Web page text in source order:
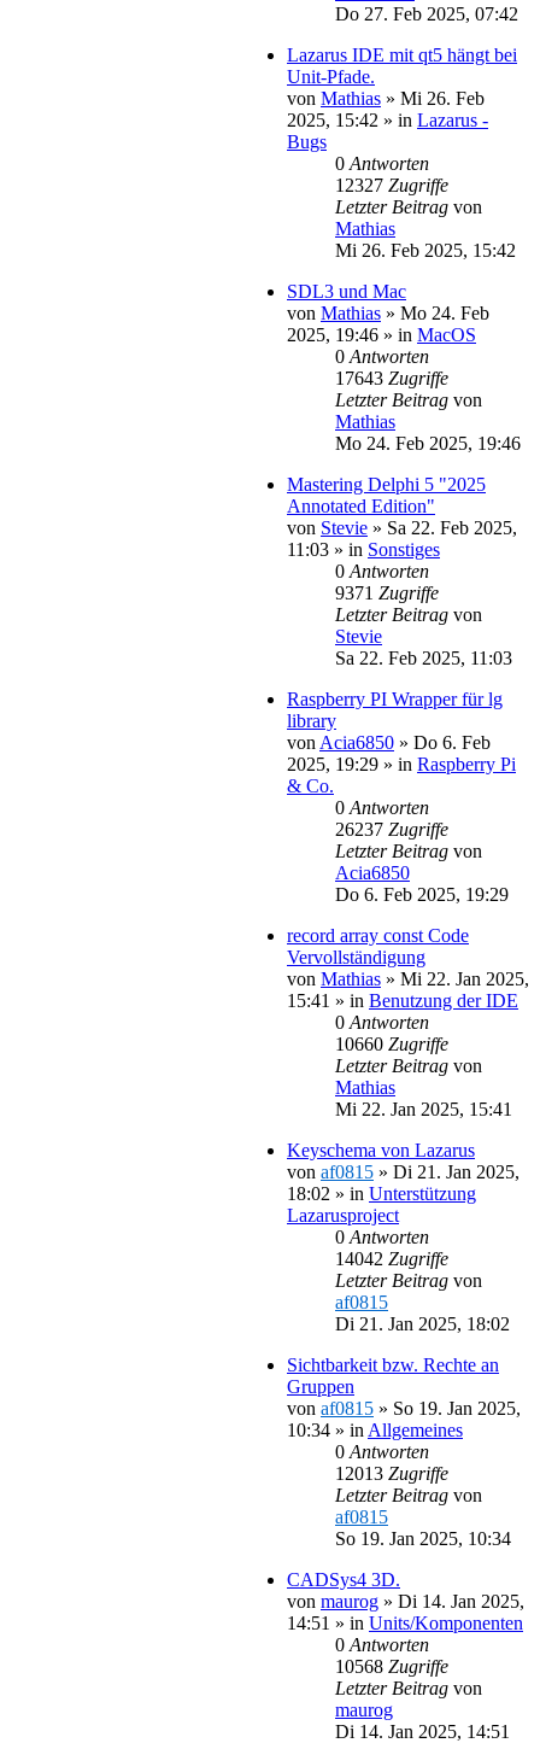
Do 27. Feb 2025, 07:42
Lazarus IDE mit qt5 hängt bei
Unit-Pfade.
von Mathias » Mi 26. Feb
2025, 15:42 » in Lazarus -
Bugs
0 Antworten
12327 Zugriffe
Letzter Beitrag von
Mathias
Mi 26. Feb 2025, 15:42
SDL3 und Mac
von Mathias » Mo 24. Feb
2025, 19:46 » in MacOS
0 Antworten
17643 Zugriffe
Letzter Beitrag von
Mathias
Mo 24. Feb 2025, 19:46
Mastering Delphi 5 "2025
Annotated Edition"
von Stevie » Sa 22. Feb 2025,
11:03 » in Sonstiges
0 Antworten
9371 Zugriffe
Letzter Beitrag von
Stevie
Sa 22. Feb 2025, 11:03
Raspberry PI Wrapper für lg
library
von Acia6850 » Do 6. Feb
2025, 19:29 » in Raspberry Pi
& Co.
0 Antworten
26237 Zugriffe
Letzter Beitrag von
Acia6850
Do 6. Feb 2025, 19:29
record array const Code
Vervollständigung
von Mathias » Mi 22. Jan 2025,
15:41 » in Benutzung der IDE
0 Antworten
10660 Zugriffe
Letzter Beitrag von
Mathias
Mi 22. Jan 2025, 15:41
Keyschema von Lazarus
von af0815 » Di 21. Jan 2025,
18:02 » in Unterstützung
Lazarusproject
0 Antworten
14042 Zugriffe
Letzter Beitrag von
af0815
Di 21. Jan 2025, 18:02
Sichtbarkeit bzw. Rechte an
Gruppen
von af0815 » So 19. Jan 2025,
10:34 » in Allgemeines
0 Antworten
12013 Zugriffe
Letzter Beitrag von
af0815
So 19. Jan 2025, 10:34
CADSys4 3D.
von maurog » Di 14. Jan 2025,
14:51 » in Units/Komponenten
0 Antworten
10568 Zugriffe
Letzter Beitrag von
maurog
Di 14. Jan 2025, 14:51